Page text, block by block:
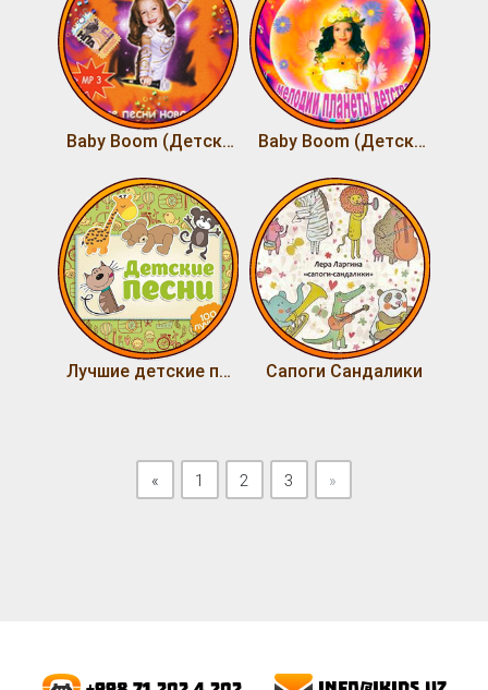
Baby Boom (Детские песни нового века-2) Baby Boom (Детские песни нового века)
Лучшие детские песни (Том 1) Cапоги Сандалики
« Previous
1 2 3 »